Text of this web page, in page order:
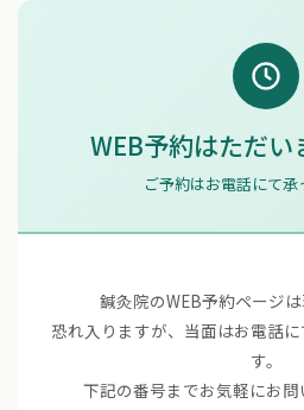
WEB予約はただい
ご予約はお電話にて承
鍼灸院のWEB予約ページは
恐れ入りますが、当面はお電話
す。
下記の番号までお気軽にお問